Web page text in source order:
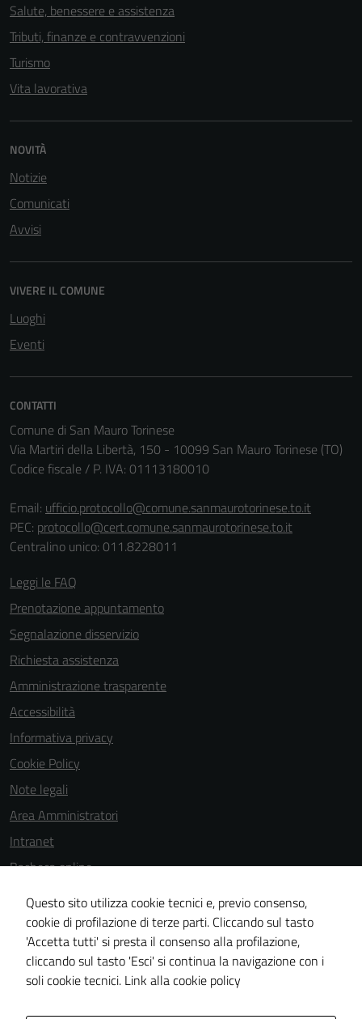
Salute, benessere e assistenza
Tributi, finanze e contravvenzioni
Turismo
Vita lavorativa
NOVITÀ
Notizie
Comunicati
Avvisi
VIVERE IL COMUNE
Luoghi
Eventi
CONTATTI
Comune di San Mauro Torinese
Via Martiri della Libertà, 150 - 10099 San Mauro Torinese (TO)
Codice fiscale / P. IVA: 01113180010
Email: ufficio.protocollo@comune.sanmaurotorinese.to.it
PEC: protocollo@cert.comune.sanmaurotorinese.to.it
Centralino unico: 011.8228011
Leggi le FAQ
Prenotazione appuntamento
Segnalazione disservizio
Richiesta assistenza
Amministrazione trasparente
Accessibilità
Informativa privacy
Cookie Policy
Note legali
Area Amministratori
Intranet
Bacheca online
Dichiarazione di accessibilità
Dichiarazione di accessibilità e modalità di segnalazioni di non
conformità
Piano di miglioramento del sito
Questo sito utilizza cookie tecnici e, previo consenso,
cookie di profilazione di terze parti. Cliccando sul tasto
'Accetta tutti' si presta il consenso alla profilazione,
cliccando sul tasto 'Esci' si continua la navigazione con i
soli cookie tecnici. Link alla cookie policy
per il
Questi cookie